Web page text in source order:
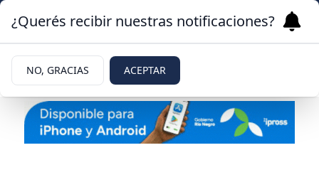
¿Querés recibir nuestras notificaciones?
NO, GRACIAS ACEPTAR